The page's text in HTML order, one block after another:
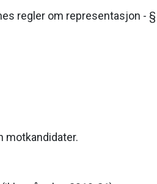
regler om representasjon - §
motkandidater.